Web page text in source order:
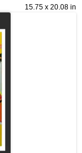
15.75 x 20.08 in